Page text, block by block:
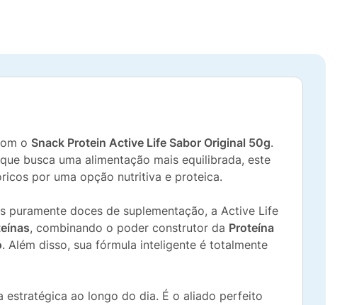
o Snack Protein Active Life Sabor Original 50g.
busca uma alimentação mais equilibrada, este
por uma opção nutritiva e proteica.
puramente doces de suplementação, a Active Life
, combinando o poder construtor da Proteína
. Além disso, sua fórmula inteligente é totalmente
estratégica ao longo do dia. É o aliado perfeito